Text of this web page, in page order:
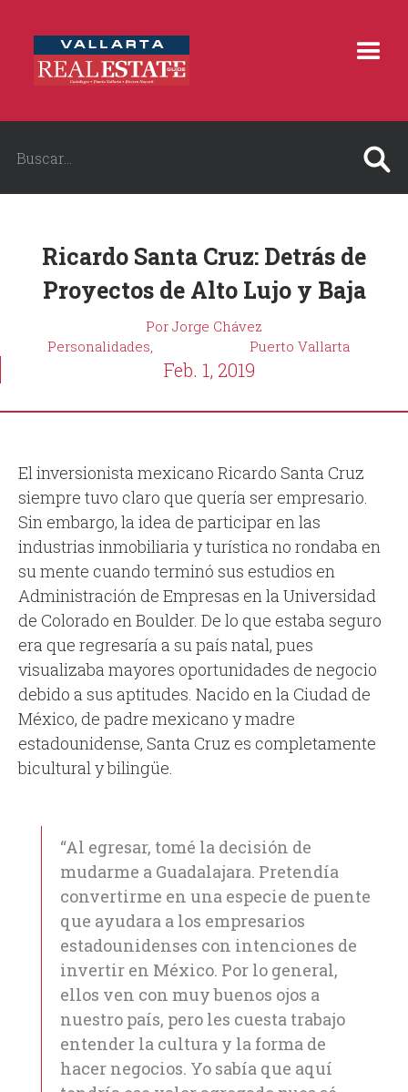
Ricardo Santa Cruz: Detrás de
Proyectos de Alto Lujo y Baja
Por Jorge Chávez
Personalidades,
Puerto Vallarta
Feb. 1, 2019
El inversionista mexicano Ricardo Santa Cruz
siempre tuvo claro que quería ser empresario.
Sin embargo, la idea de participar en las
industrias inmobiliaria y turística no rondaba en
su mente cuando terminó sus estudios en
Administración de Empresas en la Universidad
de Colorado en Boulder. De lo que estaba seguro
era que regresaría a su país natal, pues
visualizaba mayores oportunidades de negocio
debido a sus aptitudes. Nacido en la Ciudad de
México, de padre mexicano y madre
estadounidense, Santa Cruz es completamente
bicultural y bilingüe.
“Al egresar, tomé la decisión de
mudarme a Guadalajara. Pretendía
convertirme en una especie de puente
que ayudara a los empresarios
estadounidenses con intenciones de
invertir en México. Por lo general,
ellos ven con muy buenos ojos a
nuestro país, pero les cuesta trabajo
entender la cultura y la forma de
hacer negocios. Yo sabía que aquí